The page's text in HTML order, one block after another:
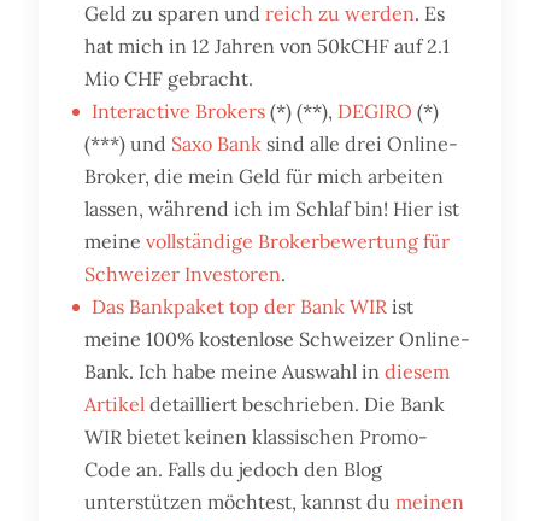
Geld zu sparen undreich zu werden. Es
hat mich in 12 Jahren von 50kCHF auf 2.1
Mio CHF gebracht.
Interactive Brokers (*) (**), DEGIRO (*)
(***) und Saxo Bank sind alle drei Online-
Broker, die mein Geld für mich arbeiten
lassen, während ich im Schlaf bin! Hier ist
meinevollständige Brokerbewertung für
Schweizer Investoren.
Das Bankpaket top der Bank WIR ist
meine 100% kostenlose Schweizer Online-
Bank. Ich habe meine Auswahl indiesem
Artikel detailliert beschrieben. Die Bank
WIR bietet keinen klassischen Promo-
Code an. Falls du jedoch den Blog
unterstützen möchtest, kannst dumeinen